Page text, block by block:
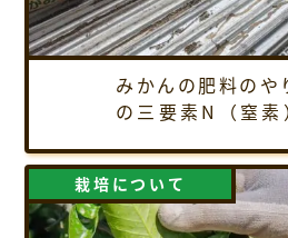
みかんの肥料のや
の三要素N（窒素
説します。
栽培について